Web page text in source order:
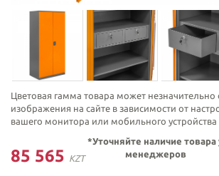
Цветовая гамма товара может незначительно
изображения на сайте в зависимости от
вашего монитора или мобильного устройства
85 565 KZT
*Уточняйте наличие товара
менеджеров